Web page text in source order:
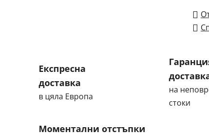
Експресна
доставка
в цяла Европа
на
стоки
Моментални отстъпки